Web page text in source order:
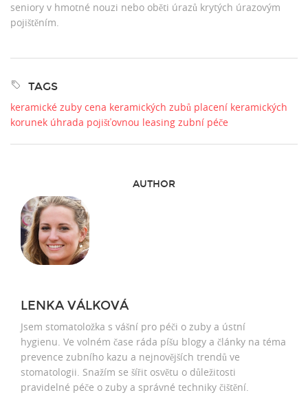
seniory v hmotné nouzi nebo oběti úrazů krytých úrazovým
pojištěním.
TAGS
keramické zuby cena keramických zubů placení keramických
korunek úhrada pojišťovnou leasing zubní péče
AUTHOR
LENKA VÁLKOVÁ
Jsem stomatoložka s vášní pro péči o zuby a ústní
hygienu. Ve volném čase ráda píšu blogy a články na téma
prevence zubního kazu a nejnovějších trendů ve
stomatologii. Snažím se šířit osvětu o důležitosti
pravidelné péče o zuby a správné techniky čištění.